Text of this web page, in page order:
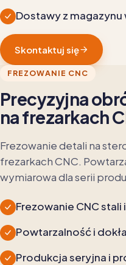
Dostawy z magazynu
Skontaktuj się
FREZOWANIE CNC
Precyzyjna
na frezarkach
Frezowanie detali na
frezarkach CNC.
wymiarowa dla serii
Frezowanie CNC
Powtarzalność i
Produkcja seryjna i